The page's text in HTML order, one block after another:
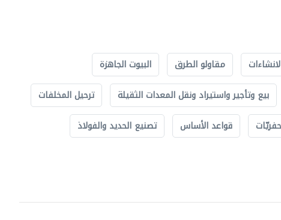
مقاولو الطرق
البيوت الجاهزة
بيع وتأجير واستيراد ونقل المعدات الثقيلة
ترحيل المخلفات
قواعد الأساس
تصنيع الحديد والفولاذ